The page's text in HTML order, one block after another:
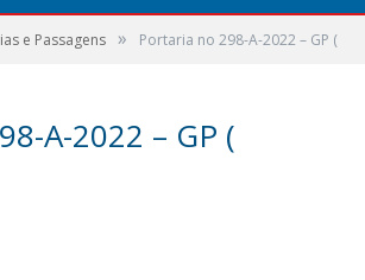
e Passagens » Portaria no 298-A-2022 – GP (
A-2022 – GP (